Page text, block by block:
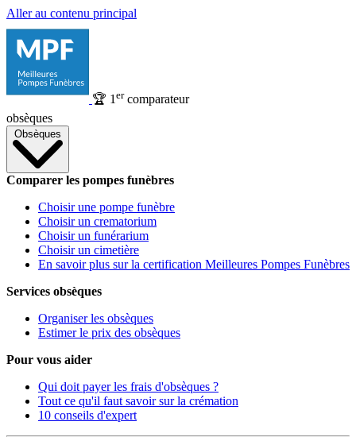
Aller au contenu principal
🏆 1 ercomparateur
obsèques
Obsèques
Comparer les pompes funèbres
Choisir une pompe funèbre
Choisir un crematorium
Choisir un funérarium
Choisir un cimetière
En savoir plus sur la certification Meilleures Pompes Funèbres
Services obsèques
Organiser les obsèques
Estimer le prix des obsèques
Pour vous aider
Qui doit payer les frais d'obsèques ?
Tout ce qu'il faut savoir sur la crémation
10 conseils d'expert